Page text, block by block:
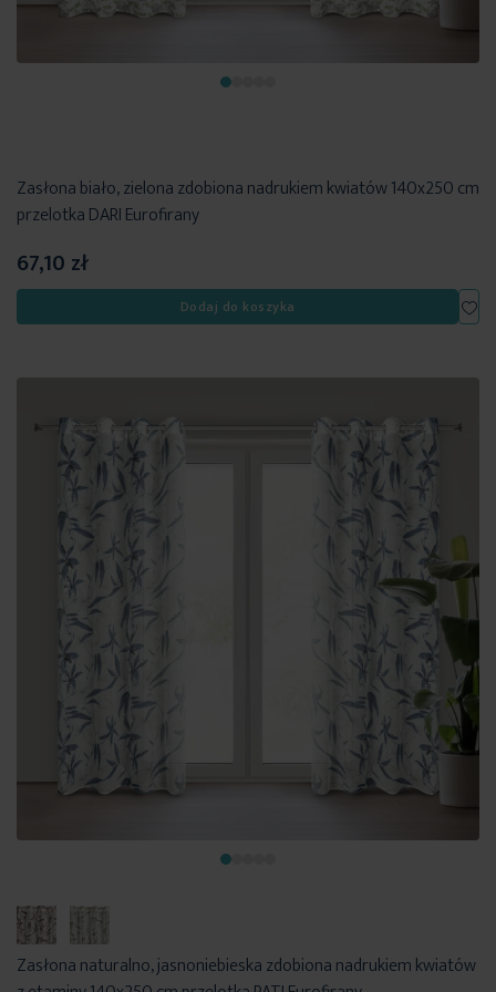
Zasłona biało, zielona zdobiona nadrukiem kwiatów 140x250 cm
przelotka DARI Eurofirany
67,10 zł
Dodaj do koszyka
Zasłona naturalno, jasnoniebieska zdobiona nadrukiem kwiatów